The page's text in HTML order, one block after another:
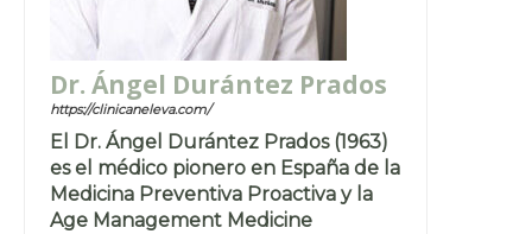
Dr. Ángel Durántez Prados
https://clinicaneleva.com/
El Dr. Ángel Durántez Prados (1963)
es el médico pionero en España de la
Medicina Preventiva Proactiva y la
Age Management Medicine